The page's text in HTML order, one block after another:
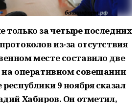
только за четыре последних
из-за отсутствия
месте составило две
оперативном совещании
9 ноября сказал
Хабиров. Он отметил,